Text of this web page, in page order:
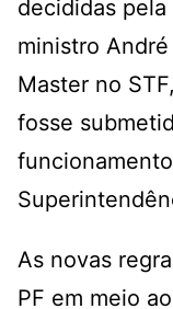
decididas
ministro
Master no
fosse
As novas
PF em meio